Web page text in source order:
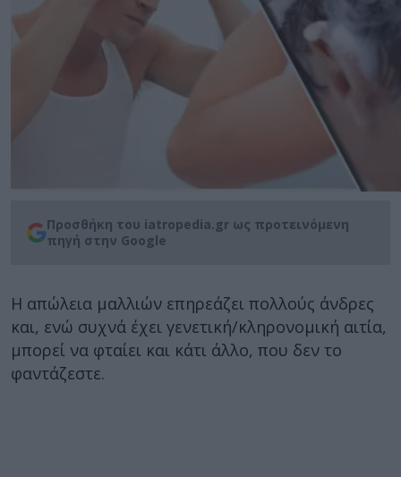
Προσθήκη του iatropedia.gr ως προτεινόμενη
πηγή στην Google
Η απώλεια μαλλιών επηρεάζει πολλούς άνδρες
και, ενώ συχνά έχει γενετική/κληρονομική αιτία,
μπορεί να φταίει και κάτι άλλο, που δεν το
φαντάζεστε.